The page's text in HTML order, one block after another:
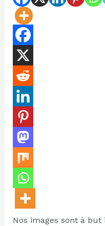
Nos images sont à